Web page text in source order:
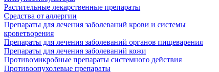
Растительные лекарственные препараты
Средства от аллергии
Препараты для лечения заболеваний крови и системы
кроветворения
Препараты для лечения заболеваний органов пищеварения
Препараты для лечения заболеваний кожи
Противомикробные препараты системного действия
Противоопухолевые препараты